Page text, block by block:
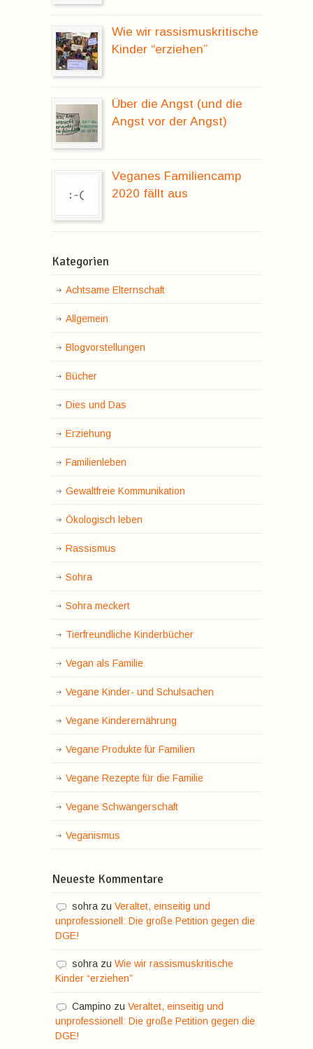
Wie wir rassismuskritische
Kinder “erziehen”
Über die Angst (und die
Angst vor der Angst)
Veganes Familiencamp
2020 fällt aus
Kategorien
Achtsame Elternschaft
Allgemein
Blogvorstellungen
Bücher
Dies und Das
Erziehung
Familienleben
Gewaltfreie Kommunikation
Ökologisch leben
Rassismus
Sohra
Sohra meckert
Tierfreundliche Kinderbücher
Vegan als Familie
Vegane Kinder- und Schulsachen
Vegane Kinderernährung
Vegane Produkte für Familien
Vegane Rezepte für die Familie
Vegane Schwangerschaft
Veganismus
Neueste Kommentare
sohra zu Veraltet, einseitig und
unprofessionell: Die große Petition gegen die
DGE!
sohra zu Wie wir rassismuskritische
Kinder “erziehen”
Campino zu Veraltet, einseitig und
unprofessionell: Die große Petition gegen die
DGE!